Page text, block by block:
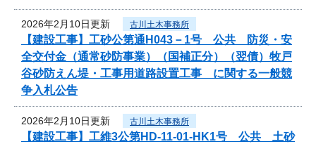
2026年2月10日更新 古川土木事務所
【建設工事】工砂公第通H043－1号 公共 防災・安
全交付金（通常砂防事業）（国補正分）（翌債）牧戸
谷砂防えん堤・工事用道路設置工事 に関する一般競
争入札公告
2026年2月10日更新 古川土木事務所
【建設工事】工維3公第HD-11-01-HK1号 公共 土砂